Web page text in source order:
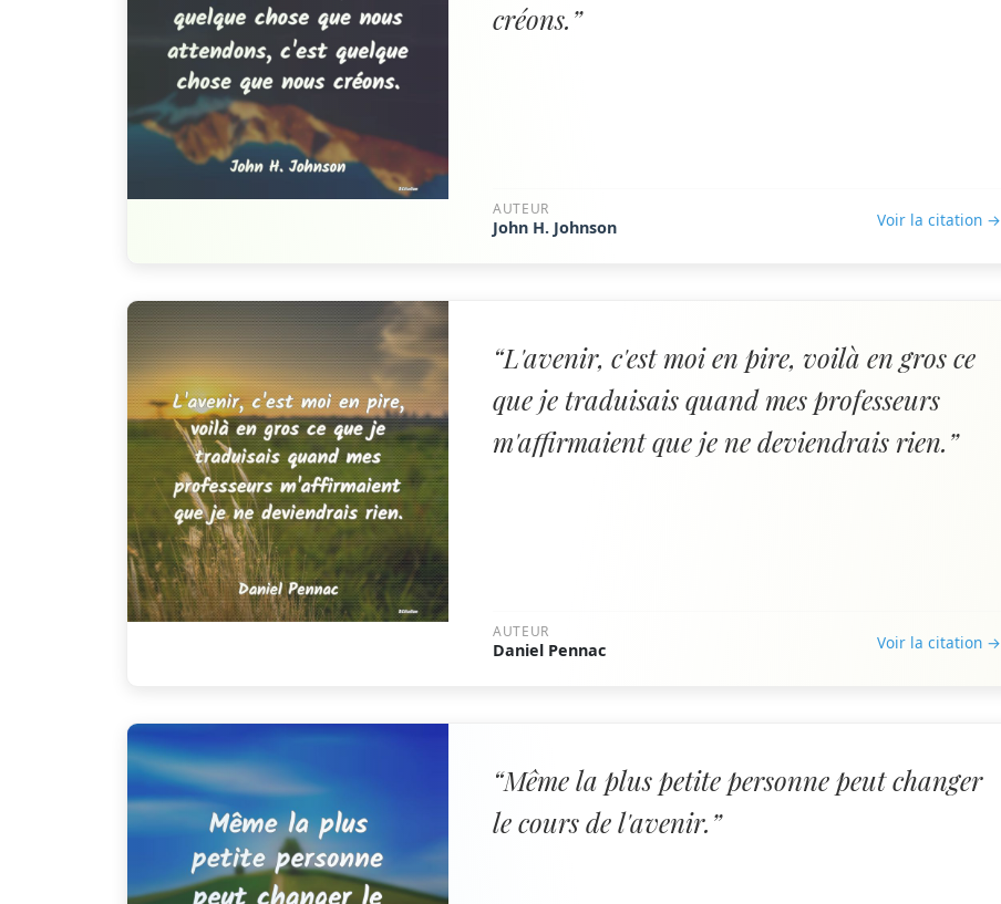
créons.”
AUTEUR
John H. Johnson Voir la citation →
“L'avenir, c'est moi en pire, voilà en gros ce
que je traduisais quand mes professeurs
m'affirmaient que je ne deviendrais rien.”
AUTEUR
Daniel Pennac Voir la citation →
“Même la plus petite personne peut changer
le cours de l'avenir.”